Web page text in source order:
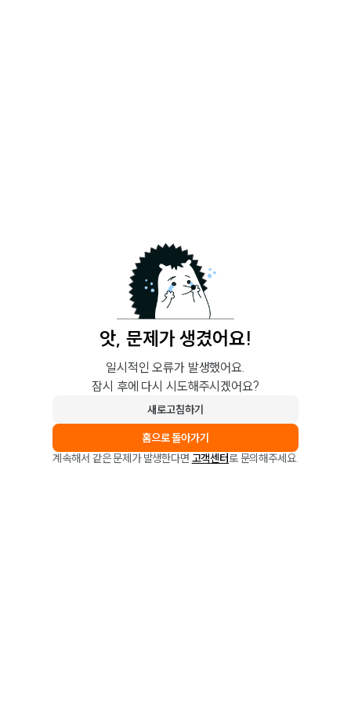
앗, 문제가 생겼어요!
일시적인 오류가 발생했어요.
잠시 후에 다시 시도해주시겠어요?
새로고침하기
홈으로 돌아가기
계속해서 같은 문제가 발생한다면 고객센터로 문의해주세요.